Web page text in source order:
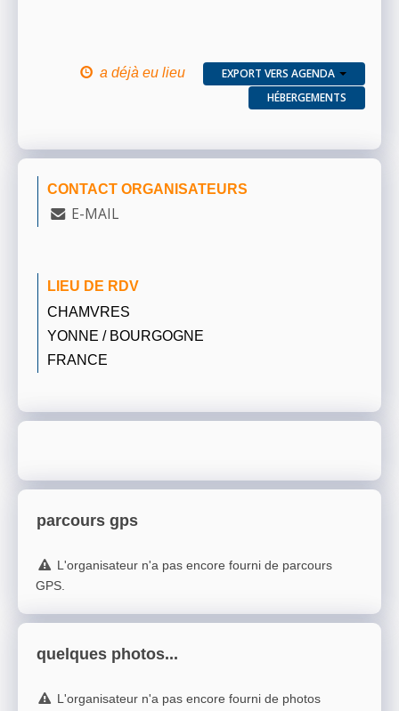
a déjà eu lieu
EXPORT VERS AGENDA
HÉBERGEMENTS
CONTACT ORGANISATEURS
E-MAIL
LIEU DE RDV
CHAMVRES
YONNE / BOURGOGNE
FRANCE
parcours gps
L'organisateur n'a pas encore fourni de parcours
GPS.
quelques photos...
L'organisateur n'a pas encore fourni de photos